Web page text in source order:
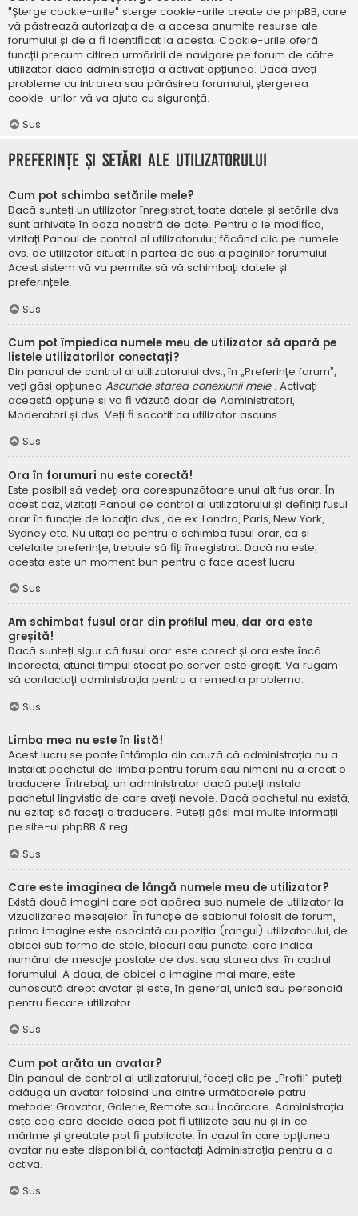
"Șterge cookie-urile" șterge cookie-urile create de phpBB, care
vă păstrează autorizația de a accesa anumite resurse ale
forumului și de a fi identificat la acesta. Cookie-urile oferă
funcții precum citirea urmăririi de navigare pe forum de către
utilizator dacă administrația a activat opțiunea. Dacă aveți
probleme cu intrarea sau părăsirea forumului, ștergerea
cookie-urilor vă va ajuta cu siguranță.
Sus
Preferințe și setări ale utilizatorului
Cum pot schimba setările mele?
Dacă sunteți un utilizator înregistrat, toate datele și setările dvs.
sunt arhivate în baza noastră de date. Pentru a le modifica,
vizitați Panoul de control al utilizatorului; făcând clic pe numele
dvs. de utilizator situat în partea de sus a paginilor forumului.
Acest sistem vă va permite să vă schimbați datele și
preferințele.
Sus
Cum pot împiedica numele meu de utilizator să apară pe
listele utilizatorilor conectați?
Din panoul de control al utilizatorului dvs., în „Preferințe forum”,
veți găsi opțiunea Ascunde starea conexiunii mele . Activați
această opțiune și va fi văzută doar de Administratori,
Moderatori și dvs. Veți fi socotit ca utilizator ascuns.
Sus
Ora în forumuri nu este corectă!
Este posibil să vedeți ora corespunzătoare unui alt fus orar. În
acest caz, vizitați Panoul de control al utilizatorului și definiți fusul
orar în funcție de locația dvs., de ex. Londra, Paris, New York,
Sydney etc. Nu uitați că pentru a schimba fusul orar, ca și
celelalte preferințe, trebuie să fiți înregistrat. Dacă nu este,
acesta este un moment bun pentru a face acest lucru.
Sus
Am schimbat fusul orar din profilul meu, dar ora este
greșită!
Dacă sunteți sigur că fusul orar este corect și ora este încă
incorectă, atunci timpul stocat pe server este greșit. Vă rugăm
să contactați administrația pentru a remedia problema.
Sus
Limba mea nu este în listă!
Acest lucru se poate întâmpla din cauză că administrația nu a
instalat pachetul de limbă pentru forum sau nimeni nu a creat o
traducere. Întrebați un administrator dacă puteți instala
pachetul lingvistic de care aveți nevoie. Dacă pachetul nu există,
nu ezitați să faceți o traducere. Puteți găsi mai multe informații
pe site-ul phpBB & reg;
Sus
Care este imaginea de lângă numele meu de utilizator?
Există două imagini care pot apărea sub numele de utilizator la
vizualizarea mesajelor. În funcție de șablonul folosit de forum,
prima imagine este asociată cu poziția (rangul) utilizatorului, de
obicei sub formă de stele, blocuri sau puncte, care indică
numărul de mesaje postate de dvs. sau starea dvs. în cadrul
forumului. A doua, de obicei o imagine mai mare, este
cunoscută drept avatar și este, în general, unică sau personală
pentru fiecare utilizator.
Sus
Cum pot arăta un avatar?
Din panoul de control al utilizatorului, faceți clic pe „Profil” puteți
adăuga un avatar folosind una dintre următoarele patru
metode: Gravatar, Galerie, Remote sau Încărcare. Administrația
este cea care decide dacă pot fi utilizate sau nu și în ce
mărime și greutate pot fi publicate. În cazul în care opțiunea
avatar nu este disponibilă, contactați Administrația pentru a o
activa.
Sus